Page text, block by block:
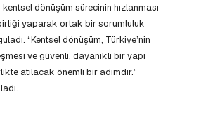
dönüşüm sürecinin hızlanması
yaparak ortak bir sorumluluk
“Kentsel dönüşüm, Türkiye’nin
ve güvenli, dayanıklı bir yapı
atılacak önemli bir adımdır.”